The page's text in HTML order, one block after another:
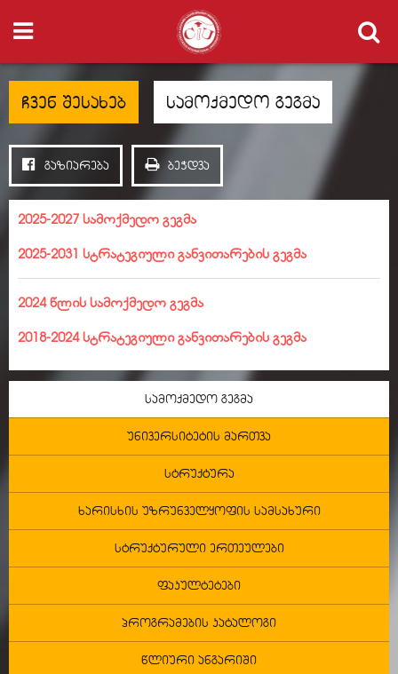
ჩვენ შესახებ სამოქმედო გეგმა
გაზიარება ბეჭდვა
სამოქმედო გეგმა
უნივერსიტეტის მართვა
სტრუქტურა
ხარისხის უზრუნველყოფის სამსახური
სტრუქტურული ერთეულები
ფაკულტეტები
პროგრამების კატალოგი
წლიური ანგარიში
2025-2027 სამოქმედო გეგმა
2025-2031 სტრატეგიული განვითარების გეგმა
2024 წლის სამოქმედო გეგმა
2018-2024 სტრატეგიული განვითარების გეგმა